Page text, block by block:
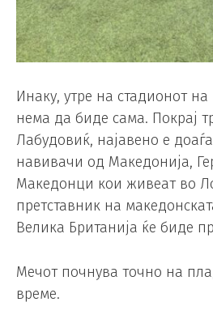
Инаку, утре на стадионот
нема да биде сама. Покрај
Лабудовиќ, најавено е
навивачи од Македонија,
Македонци кои живеат во
претставник на
Велика Британија ќе биде
Мечот почнува точно на
време.